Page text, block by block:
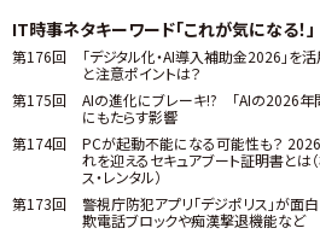
IT時事ネタキーワード「これが気になる！」
第176回
「デジタル化・AI導入補助金2026」を活
と注意ポイントは？
第175回
AIの進化にブレーキ!? 「AIの2026年
にもたらす影響
第174回
PCが起動不能になる可能性も？
れを迎えるセキュアブート証明書とは
ス・レンタル）
第173回
警視庁防犯アプリ「デジポリス」が面
欺電話ブロックや痴漢撃退機能など